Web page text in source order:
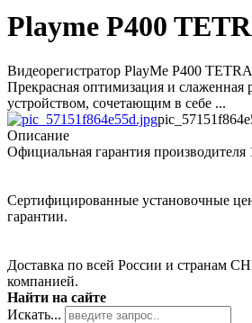
Playme P400
Видеорегистратор PlayMe P400
Прекрасная оптимизация и
устройством, сочетающим в себе ...
Описание
Официальная гарантия производителя
Сертифицированные установочные
гарантии.
Доставка по всей России и странам
компанией.
Найти на сайте
Искать...